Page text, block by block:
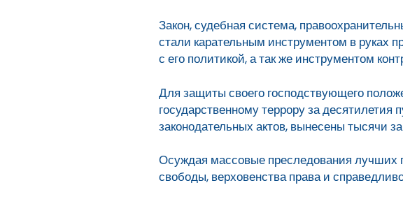
Закон, судебная система,
стали карательным инструментом в руках
с его политикой, а так же инструментом
Для защиты своего господствующего
государственному террору за
законодательных актов, вынесены тысячи
Осуждая массовые преследования лучших
свободы, верховенства права и